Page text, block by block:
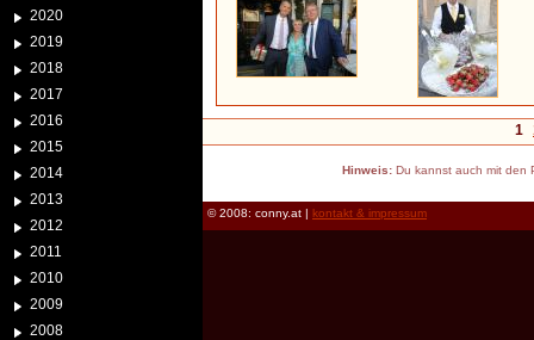
2020
2019
2018
2017
2016
2015
2014
2013
2012
2011
2010
2009
2008
1
Hinweis:Du kannst auch mit den
© 2008: conny.at | kontakt & impressum